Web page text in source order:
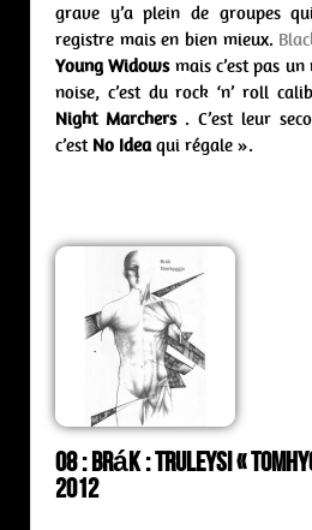
grave y’a plein de groupes
registre mais en bien mieux.
Young Widowsmais c’est pas
noise, c’est du rock ‘n’ roll
Night Marchers. C’est leur
c’est No Ideaqui régale ».
08 : Brák : truleysi «
2012